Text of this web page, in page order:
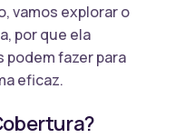
vamos explorar o
por que ela
fazer para
eficaz.